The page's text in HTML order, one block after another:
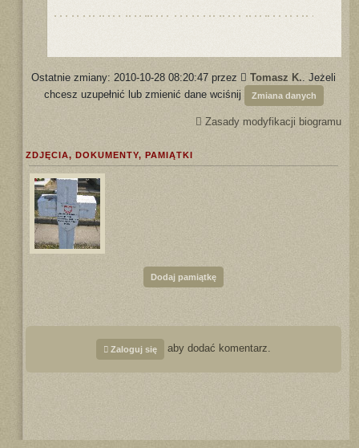
Ostatnie zmiany: 2010-10-28 08:20:47 przez Tomasz K.. Jeżeli
chcesz uzupełnić lub zmienić dane wciśnij
Zmiana danych
Zasady modyfikacji biogramu
ZDJĘCIA, DOKUMENTY, PAMIĄTKI
Dodaj pamiątkę
Zaloguj się aby dodać komentarz.